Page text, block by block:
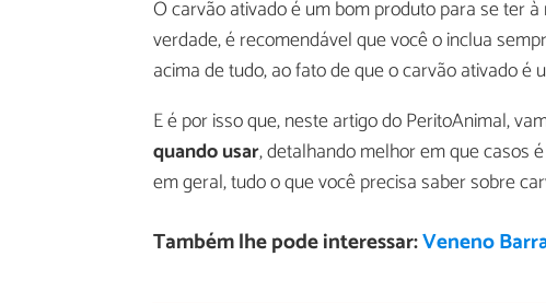
O carvão ativado é um bom produto para se ter
verdade, é recomendável que você o inclua
acima de tudo, ao fato de que o carvão ativado
E é por isso que, neste artigo do PeritoAnimal,
quando usar, detalhando melhor em que casos
em geral, tudo o que você precisa saber sobre
Também lhe pode interessar:Veneno